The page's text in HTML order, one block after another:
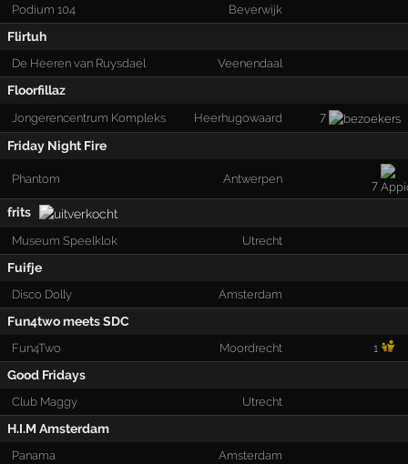
Podium 104 Beverwijk
Flirtuh
De Heeren van Ruysdael Veenendaal
Floorfillaz
Jongerencentrum Kompleks Heerhugowaard 7
Friday Night Fire
Phantom Antwerpen 7
frits
Museum Speelklok Utrecht
Fuifje
Disco Dolly Amsterdam
Fun4two meets SDC
Fun4Two Moordrecht 1
Good Fridays
Club Maggy Utrecht
H.I.M Amsterdam
Panama Amsterdam